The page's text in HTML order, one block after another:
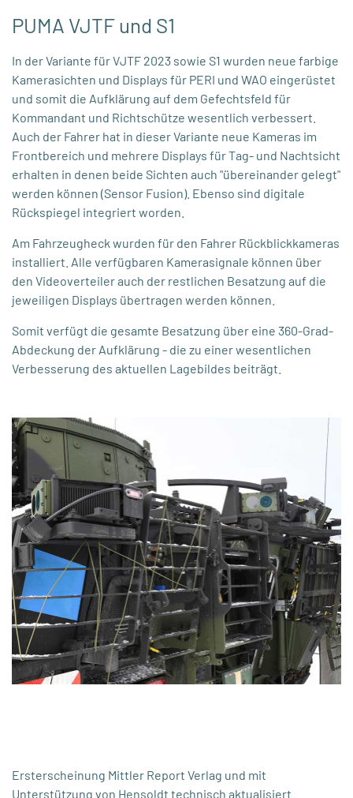
PUMA VJTF und S1
In der Variante für VJTF 2023 sowie S1 wurden neue farbige
Kamerasichten und Displays für PERI und WAO eingerüstet
und somit die Aufklärung auf dem Gefechtsfeld für
Kommandant und Richtschütze wesentlich verbessert.
Auch der Fahrer hat in dieser Variante neue Kameras im
Frontbereich und mehrere Displays für Tag- und Nachtsicht
erhalten in denen beide Sichten auch "übereinander gelegt"
werden können (Sensor Fusion). Ebenso sind digitale
Rückspiegel integriert worden.
Am Fahrzeugheck wurden für den Fahrer Rückblickkameras
installiert. Alle verfügbaren Kamerasignale können über
den Videoverteiler auch der restlichen Besatzung auf die
jeweiligen Displays übertragen werden können.
Somit verfügt die gesamte Besatzung über eine 360-Grad-
Abdeckung der Aufklärung - die zu einer wesentlichen
Verbesserung des aktuellen Lagebildes beiträgt.
Ersterscheinung Mittler Report Verlag und mit
Unterstützung von Hensoldt technisch aktualisiert